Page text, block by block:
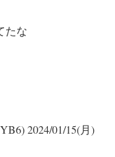
たな
2024/01/15(月)